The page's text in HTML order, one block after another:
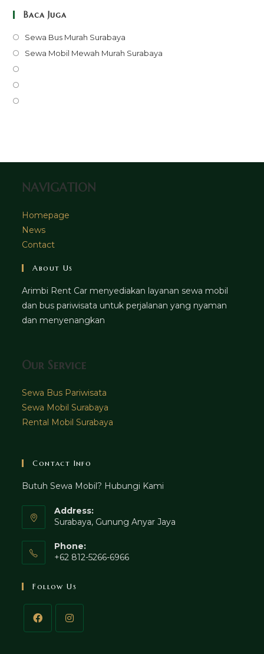
Baca Juga
Sewa Bus Murah Surabaya
in
Sewa Mobil Mewah Murah Surabaya
NAVIGATION
Homepage
News
Contact
About Us
Arimbi Rent Car menyediakan layanan sewa mobil
dan bus pariwisata untuk perjalanan yang nyaman
dan menyenangkan
Our Service
Sewa Bus Pariwisata
Sewa Mobil Surabaya
Rental Mobil Surabaya
Contact Info
Butuh Sewa Mobil? Hubungi Kami
Address:
Surabaya, Gunung Anyar Jaya
Phone:
+62 812-5266-6966
Follow Us